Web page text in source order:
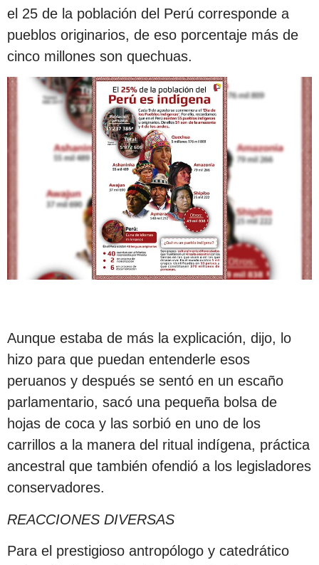
el 25 de la población del Perú corresponde a
pueblos originarios, de eso porcentaje más de
cinco millones son quechuas.
Aunque estaba de más la explicación, dijo, lo
hizo para que puedan entenderle esos
peruanos y después se sentó en un escaño
parlamentario, sacó una pequeña bolsa de
hojas de coca y las sorbió en uno de los
carrillos a la manera del ritual indígena, práctica
ancestral que también ofendió a los legisladores
conservadores.
REACCIONES DIVERSAS
Para el prestigioso antropólogo y catedrático